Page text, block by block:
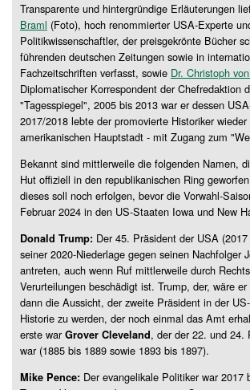
Transparente und hintergründige Erläuterungen
Braml (Foto), hoch renommierter USA-Experte
Politikwissenschaftler, der preisgekrönte Bücher
führenden deutschen Zeitungen sowie in
Fachzeitschriften verfasst, sowie Dr. Christoph
Diplomatischer Korrespondent der Chefredaktion
"Tagesspiegel", 2005 bis 2013 war er dessen
2017/2018 lebte der promovierte Historiker
amerikanischen Hauptstadt - mit Zugang zum
Bekannt sind mittlerweile die folgenden Namen,
Hut offiziell in den republikanischen Ring
dieses soll noch erfolgen, bevor die Vorwahl-
Februar 2024 in den US-Staaten Iowa und New
Donald Trump: Der 45. Präsident der USA
seiner 2020-Niederlage gegen seinen Nachfolger
antreten, auch wenn Ruf mittlerweile durch
Verurteilungen beschädigt ist. Trump, der, wäre
dann die Aussicht, der zweite Präsident in der
Historie zu werden, der noch einmal das Amt
erste warGrover Cleveland, der der 22. und 24.
war (1885 bis 1889 sowie 1893 bis 1897).
Mike Pence: Der evangelikale Politiker war 2017